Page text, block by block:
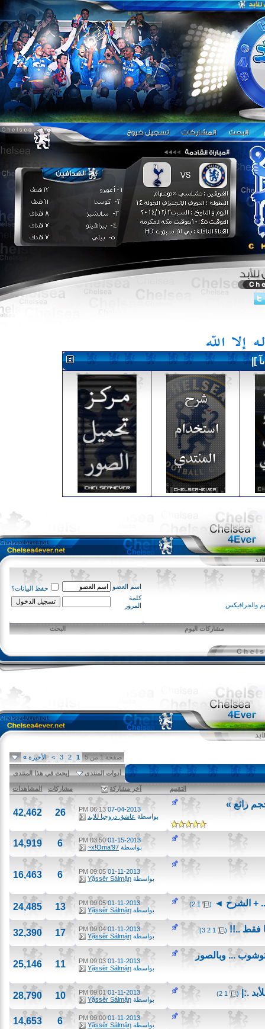
اسم العضو
حفظ البيانات؟
كلمة
المرور
مشاركات اليوم البحث
صفحة 1 من 5 1
2 الأخيرة»
أدوات المنتدى إبحث في هذا المنتدى
التقييم آخر مشاركة مشاركات المشاهدات
07-04-2013
06:13 PM
بواسطةعاشق دروجبا للابد 42,462
01-15-2013
03:50 PM
بواسطةx!Oma'97~
6
14,919
01-11-2013
09:05 PM
بواسطةYặssĕr Sálmặŋ
16,463
(
1
2
)
01-11-2013
09:05 PM
بواسطةYặssĕr Sálmặŋ
13
24,485
‏
(
1
2
3
)
01-11-2013
09:04 PM
بواسطةYặssĕr Sálmặŋ
17
32,390
... وبالصور
01-11-2013
09:03 PM
بواسطةYặssĕr Sálmặŋ
25,146
.:|
‏
(
1
2
)
01-11-2013
09:01 PM
بواسطةYặssĕr Sálmặŋ
10
28,790
01-11-2013
09:00 PM
بواسطةYặssĕr Sálmặŋ
6
14,653